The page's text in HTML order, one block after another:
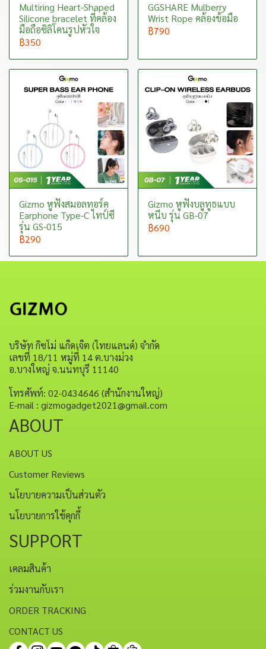
Multiring Heart-Shaped
Silicone bracelet ที่คล้อง
มือถือซิลิโคนรูปหัวใจ
฿350
GGSHARE Mulberry
Wrist Rope คล้องข้อมือ
฿790
Gizmo หูฟังสมอลทอร์ค
Earphone Type-C ไทป์ซี
รุ่น GS-015
฿290
Gizmo หูฟังบลูทูธแบบ
หนีบ รุ่น GB-07
฿690
บริษัท กิซโม่ แก็ดเจ็ต (ไทยแลนด์) จำกัด
เลขที่ 18/11 หมู่ที่ 14 ต.บางม่วง
อ.บางใหญ่ จ.นนทบุรี 11140
โทรศัพท์: 02-0434646 (สำนักงานใหญ่)
E-mail : gizmogadget2021@gmail.com
ABOUT
ABOUT US
Customer Reviews
นโยบายความเป็นส่วนตัว
นโยบายการใช้คุกกี้
SUPPORT
เคลมสินค้า
ร่วมงานกับเรา
ORDER TRACKING
CONTACT US